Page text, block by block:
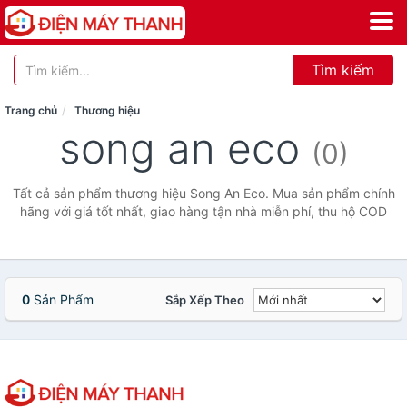
Tìm kiếm
Trang chủ Thương hiệu
song an eco (0)
Tất cả sản phẩm thương hiệu Song An Eco. Mua sản phẩm chính
hãng với giá tốt nhất, giao hàng tận nhà miễn phí, thu hộ COD
0 Sản Phẩm Sắp Xếp Theo